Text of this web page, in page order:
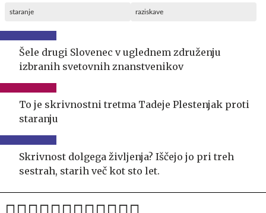
staranje raziskave
Šele drugi Slovenec v uglednem združenju
izbranih svetovnih znanstvenikov
To je skrivnostni tretma Tadeje Plestenjak proti
staranju
Skrivnost dolgega življenja? Iščejo jo pri treh
sestrah, starih več kot sto let.